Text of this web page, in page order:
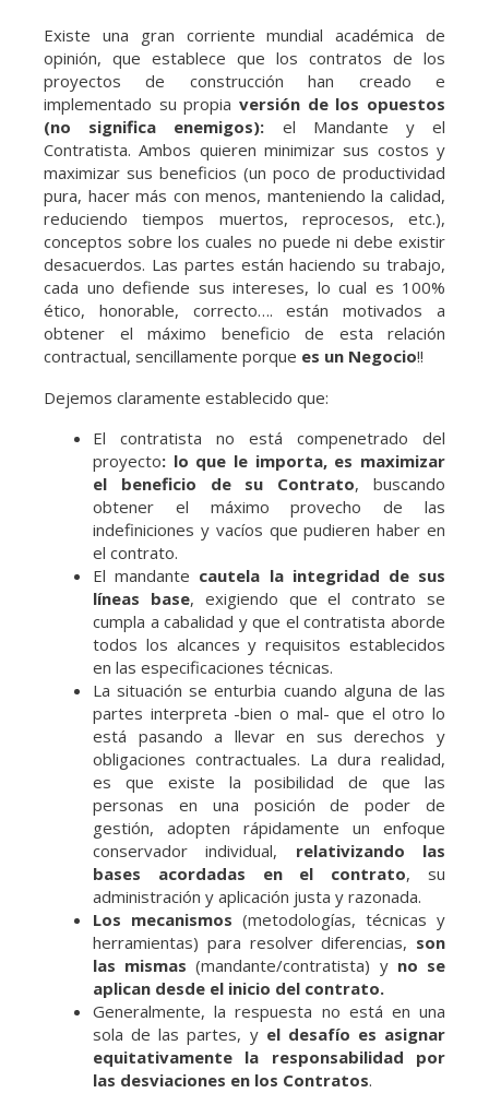
Existe una gran corriente mundial académica de
opinión, que establece que los contratos de los
proyectos de construcción han creado e
implementado su propia versión de los opuestos
(no significa enemigos): el Mandante y el
Contratista. Ambos quieren minimizar sus costos y
maximizar sus beneficios (un poco de productividad
pura, hacer más con menos, manteniendo la calidad,
reduciendo tiempos muertos, reprocesos, etc.),
conceptos sobre los cuales no puede ni debe existir
desacuerdos. Las partes están haciendo su trabajo,
cada uno defiende sus intereses, lo cual es 100%
ético, honorable, correcto…. están motivados a
obtener el máximo beneficio de esta relación
contractual, sencillamente porque es un Negocio!!
Dejemos claramente establecido que:
El contratista no está compenetrado del
proyecto: lo que le importa, es maximizar
el beneficio de su Contrato, buscando
obtener el máximo provecho de las
indefiniciones y vacíos que pudieren haber en
el contrato.
El mandante cautela la integridad de sus
líneas base, exigiendo que el contrato se
cumpla a cabalidad y que el contratista aborde
todos los alcances y requisitos establecidos
en las especificaciones técnicas.
La situación se enturbia cuando alguna de las
partes interpreta -bien o mal- que el otro lo
está pasando a llevar en sus derechos y
obligaciones contractuales. La dura realidad,
es que existe la posibilidad de que las
personas en una posición de poder de
gestión, adopten rápidamente un enfoque
conservador individual, relativizando las
bases acordadas en el contrato, su
administración y aplicación justa y razonada.
Los mecanismos (metodologías, técnicas y
herramientas) para resolver diferencias, son
las mismas (mandante/contratista) yno se
aplican desde el inicio del contrato.
Generalmente, la respuesta no está en una
sola de las partes, y el desafío es asignar
equitativamente la responsabilidad por
las desviaciones en los Contratos.